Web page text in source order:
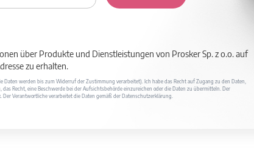
über Produkte und Dienstleistungen von Prosker Sp. z o.o. auf
zu erhalten.
werden bis zum Widerruf der Zustimmung verarbeitet). Ich habe das Recht auf Zugang zu den Daten,
Recht, eine Beschwerde bei der Aufsichtsbehörde einzureichen oder die Daten zu übermitteln. Der
Der Verantwortliche verarbeitet die Daten gemäß der Datenschutzerklärung.